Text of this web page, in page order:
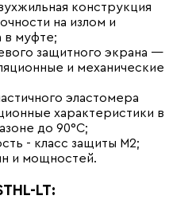
конструкция
на излом и
в муфте;
защитного экрана —
и механические
эластомера
характеристики в
до 90°С;
- класс защиты М2;
и мощностей.
LT: